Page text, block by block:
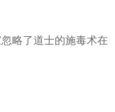
略了道士的施毒术在